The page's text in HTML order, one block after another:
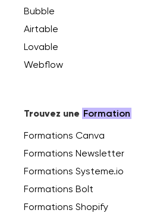
Bubble
Airtable
Lovable
Webflow
Trouvez une Formation
Formations Canva
Formations Newsletter
Formations Systeme.io
Formations Bolt
Formations Shopify